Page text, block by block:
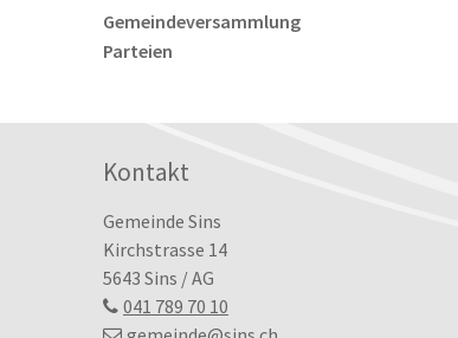
Gemeindeversammlung
Parteien
Kontakt
Gemeinde Sins
Kirchstrasse 14
5643 Sins / AG
041 789 70 10